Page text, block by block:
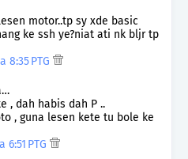
motor..tp sy xde basic
ke ssh ye?niat ati nk bljr tp
8:35 PTG
, dah habis dah P ..
, guna lesen kete tu bole ke
PTG